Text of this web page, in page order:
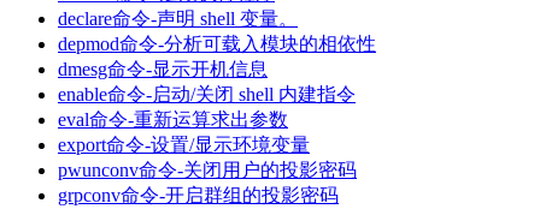
declare命令-声明 shell 变量。
depmod命令-分析可载入模块的相依性
dmesg命令-显示开机信息
enable命令-启动/关闭 shell 内建指令
eval命令-重新运算求出参数
export命令-设置/显示环境变量
pwunconv命令-关闭用户的投影密码
grpconv命令-开启群组的投影密码